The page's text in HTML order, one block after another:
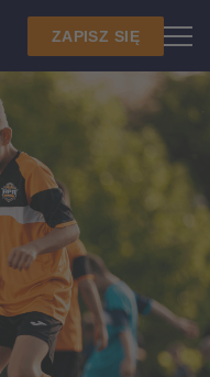
ZAPISZ SIĘ